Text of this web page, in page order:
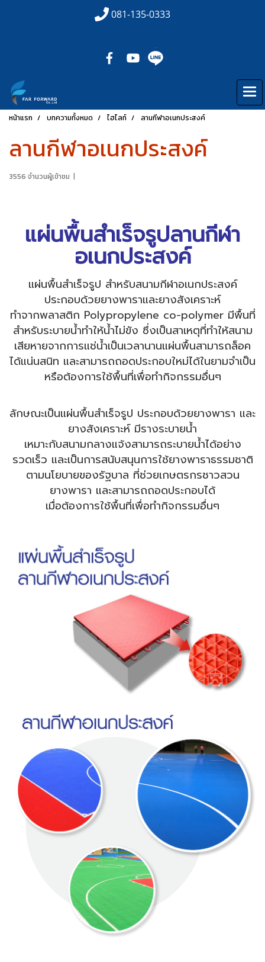
081-135-0333
หน้าแรก บทความทั้งหมด ไฮไลท์ ลานกีฬาอเนกประสงค์
ลานกีฬาอเนกประสงค์
3556 จำนวนผู้เข้าชม |
แผ่นพื้นสำเร็จรูปลานกีฬา
อเนกประสงค์
แผ่นพื้นสำเร็จรูป สำหรับสนามกีฬาอเนกประสงค์
ประกอบด้วยยางพาราและยางสังเคราะห์
ทำจากพลาสติก Polypropylene co-polymer มีพื้นที่
สำหรับระบายน้ำทำให้น้ำไม่ขัง ซึ่งเป็นสาเหตุที่ทำให้สนาม
เสียหายจากการแช่น้ำเป็นเวลานานแผ่นพื้นสามารถล็อค
ได้แน่นสนิท และสามารถถอดประกอบใหม่ได้ในยามจำเป็น
หรือต้องการใช้พื้นที่เพื่อทำกิจกรรมอื่นๆ
ลักษณะเป็นแผ่นพื้นสำเร็จรูป ประกอบด้วยยางพารา และ
ยางสังเคราะห์ มีรางระบายน้ำ
เหมาะกับสนามกลางแจ้งสามารถระบายน้ำได้อย่าง
รวดเร็ว และเป็นการสนับสนุนการใช้ยางพาราธรรมชาติ
ตามนโยบายของรัฐบาล ที่ช่วยเกษตรกรชาวสวน
ยางพารา และสามารถถอดประกอบได้
เมื่อต้องการใช้พื้นที่เพื่อทำกิจกรรมอื่นๆ